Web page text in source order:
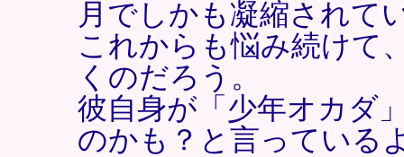
月でしかも凝縮されて
これからも悩み続けて
くのだろう。
彼自身が「少年オカダ
のかも？と言っている